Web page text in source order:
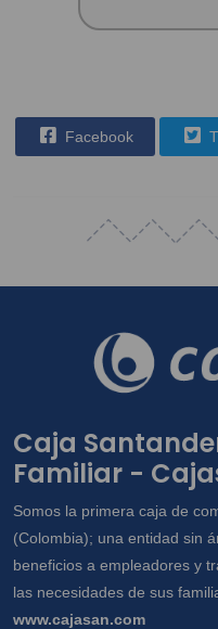
Facebook
Caja
Familiar -
Somos la primera caja de
(Colombia); una entidad sin
beneficios a empleadores y
las necesidades de sus
www.cajasan.com